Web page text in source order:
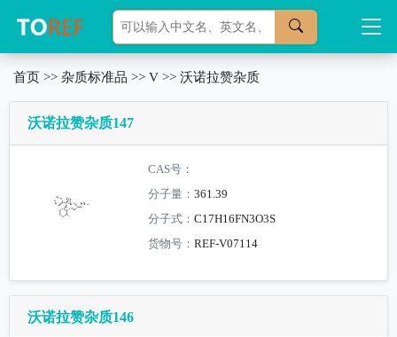
首页 >> 杂质标准品 >> V >> 沃诺拉赞杂质
沃诺拉赞杂质147
CAS号：
分子量：361.39
分子式：C17H16FN3O3S
货物号：REF-V07114
沃诺拉赞杂质146